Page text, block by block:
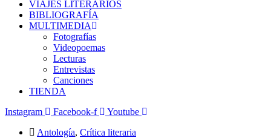
VIAJES LITERARIOS
BIBLIOGRAFÍA
MULTIMEDIA
Fotografías
Videopoemas
Lecturas
Entrevistas
Canciones
TIENDA
Instagram
Facebook-f
Youtube
Antología, Crítica literaria